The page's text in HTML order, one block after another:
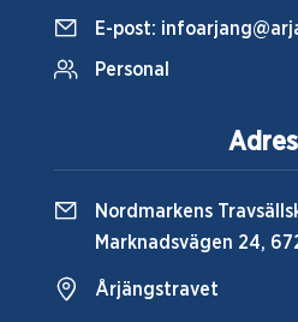
E-post:
Personal
Nordmarkens
Marknadsvägen 24,
Årjängstravet